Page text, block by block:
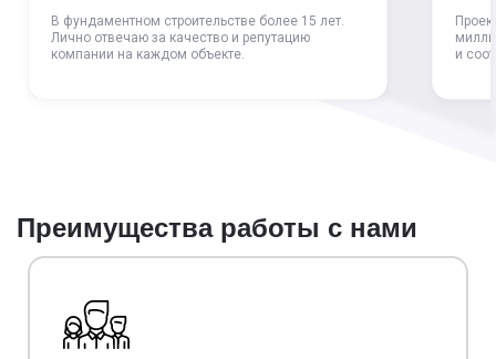
В фундаментном строительстве более 15 лет.
Лично отвечаю за качество и репутацию
компании на каждом объекте.
и
Преимущества работы с нами